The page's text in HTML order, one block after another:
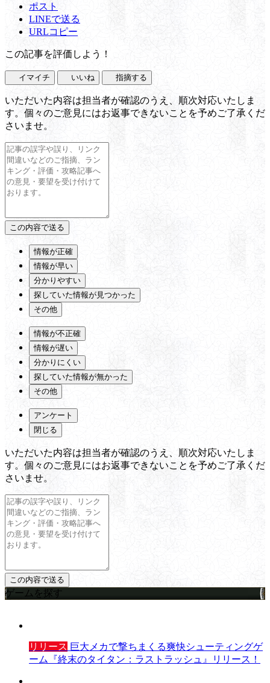
ポスト
LINEで送る
URLコピー
この記事を評価しよう！
イマイチ いいね 指摘する
いただいた内容は担当者が確認のうえ、順次対応いたしま
す。個々のご意見にはお返事できないことを予めご了承くだ
さいませ。
情報が正確
情報が早い
分かりやすい
探していた情報が見つかった
その他
情報が不正確
情報が遅い
分かりにくい
探していた情報が無かった
その他
アンケート
閉じる
いただいた内容は担当者が確認のうえ、順次対応いたしま
す。個々のご意見にはお返事できないことを予めご了承くだ
さいませ。
ゲームを探す
リリース 巨大メカで撃ちまくる爽快シューティングゲ
ーム『終末のタイタン：ラストラッシュ』リリース！